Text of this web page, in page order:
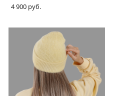
4 900 pуб.